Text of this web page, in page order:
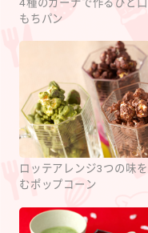
4種のガーナで作るひと
もちパン
ロッテアレンジ3つの味
むポップコーン